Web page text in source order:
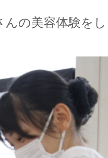
スクールライ
クロワッサ
お知らせ
の美容体験をし